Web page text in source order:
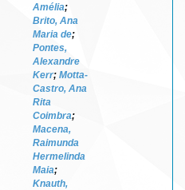
Amélia;
Brito, Ana
Maria de;
Pontes,
Alexandre
Kerr; Motta-
Castro, Ana
Rita
Coimbra;
Macena,
Raimunda
Hermelinda
Maia;
Knauth,